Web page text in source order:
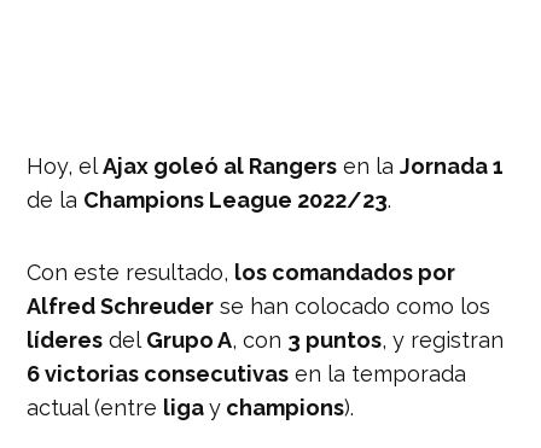
Hoy, elAjax goleó al Rangers en laJornada 1
de la Champions League 2022/23.
Con este resultado, los comandados por
Alfred Schreuder se han colocado como los
líderes del Grupo A, con 3 puntos, y registran
6 victorias consecutivas en la temporada
actual (entre ligay champions).